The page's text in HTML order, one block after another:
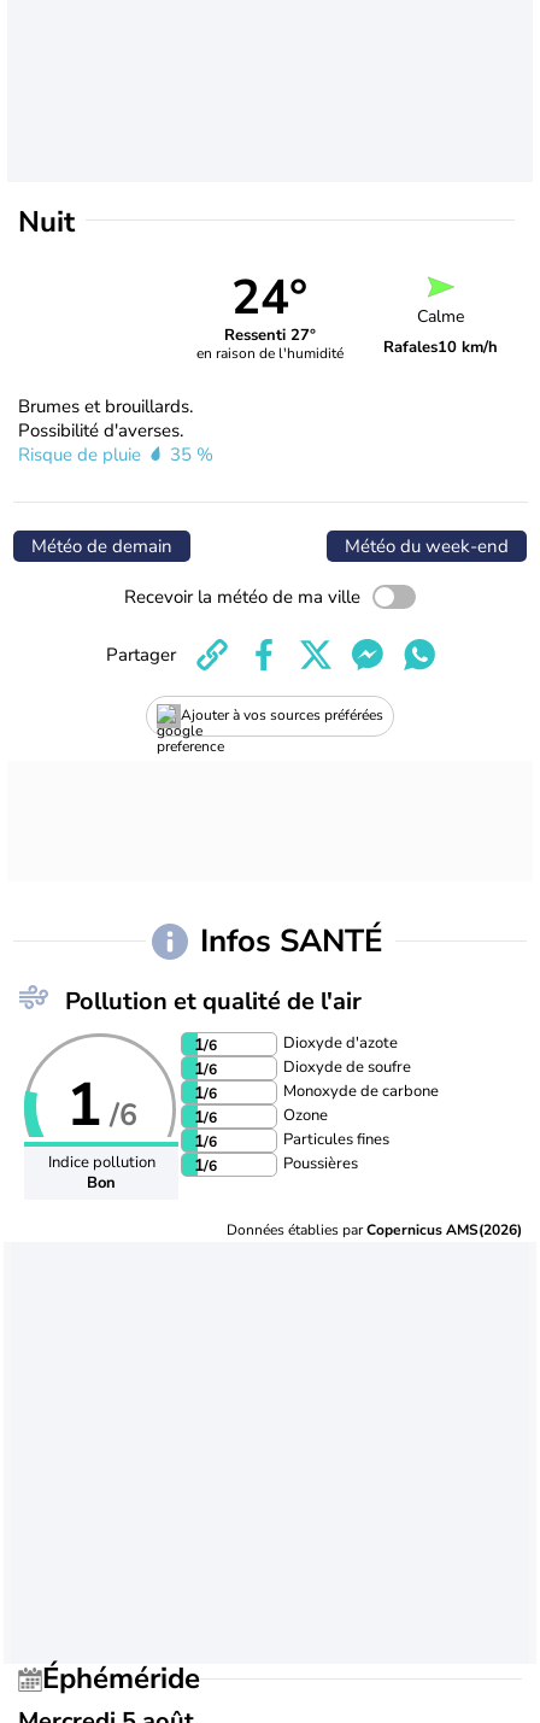
Nuit
24°
Ressenti 27°
en raison de l'humidité
Calme
Rafales10 km/h
Brumes et brouillards.
Possibilité d'averses.
Risque de pluie
35 %
Météo de demain Météo du week-end
Recevoir la météo de ma ville
Ajouter à vos sources préférées
Partager
Infos SANTÉ
Pollution et qualité de l'air
1 /6
Indice pollution
Bon
1/6 Dioxyde d'azote
1/6 Dioxyde de soufre
1/6 Monoxyde de carbone
1/6 Ozone
1/6 Particules fines
1/6 Poussières
Données établies parCopernicus AMS(2026)
Éphéméride